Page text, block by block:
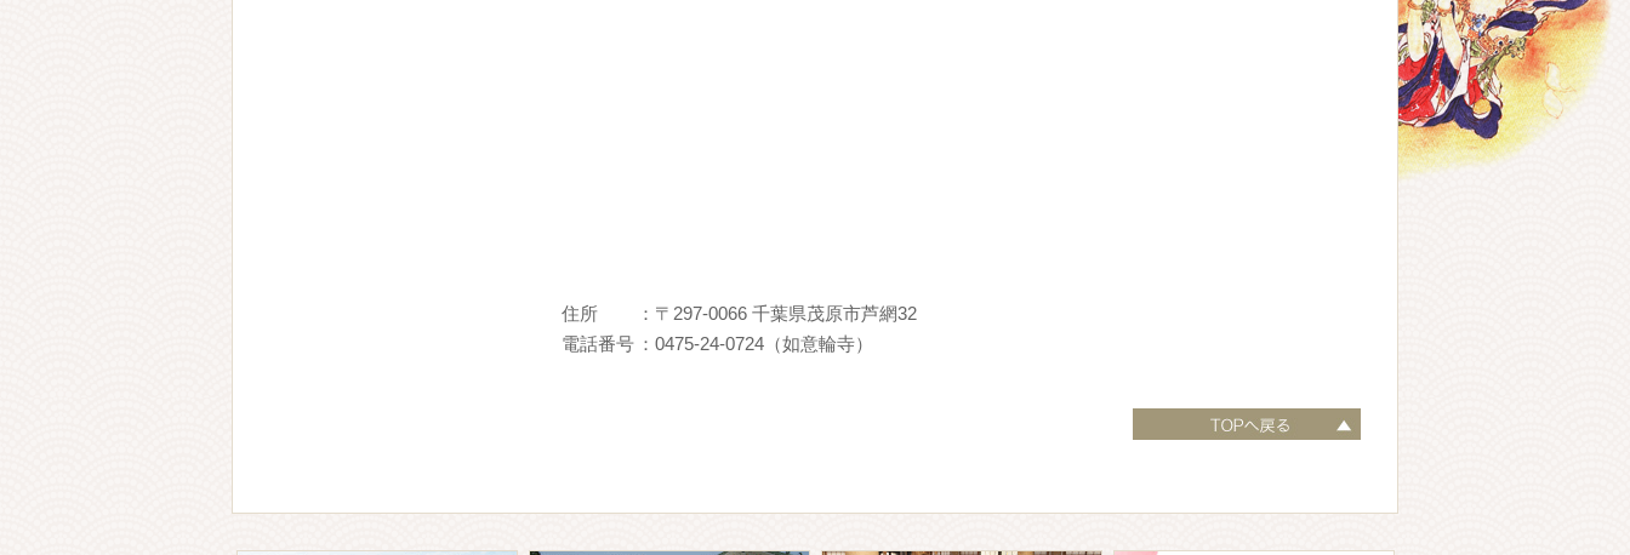
住所
：〒297-0066 千葉県茂原市芦網32
電話番号 ：0475-24-0724（如意輪寺）